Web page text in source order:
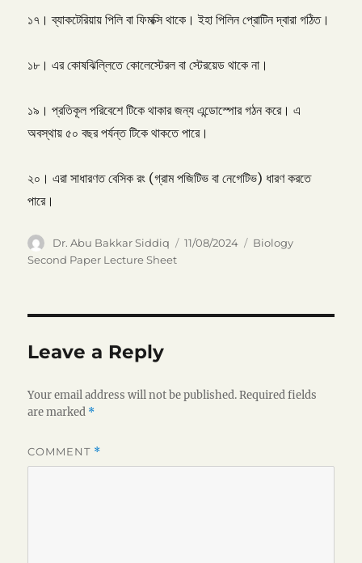
১৭। ব্যাকটেরিয়ায় পিলি বা ফিমক্সি থাকে। ইহা পিলিন প্রোটিন দ্বারা গঠিত।
১৮। এর কোষঝিল্লিতে কোলেস্টেরল বা স্টেরয়েড থাকে না।
১৯। প্রতিকূল পরিবেশে টিকে থাকার জন্য এন্ডোস্পোর গঠন করে। এ
অবস্থায় ৫০ বছর পর্যন্ত টিকে থাকতে পারে।
২০। এরা সাধারণত বেসিক রং (গ্রাম পজিটিভ বা নেগেটিভ) ধারণ করতে
পারে।
Author
Dr. Abu Bakkar Siddiq
Posted
11/08/2024 Categories
Biology
Second Paper Lecture Sheet
Leave a Reply
Your email address will not be published. Required fields
are marked *
COMMENT *